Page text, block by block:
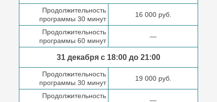
Продолжительность
программы 30 минут
16 000 руб.
Продолжительность
программы 60 минут
—
31 декабря с 18:00 до 21:00
Продолжительность
программы 30 минут
19 000 руб.
Продолжительность
—